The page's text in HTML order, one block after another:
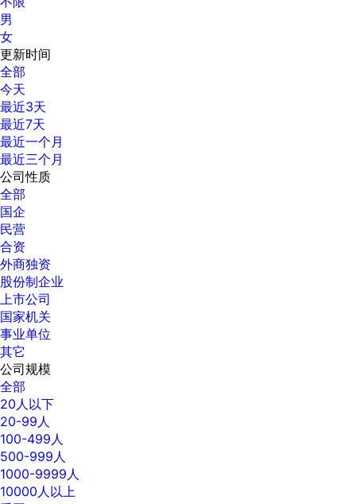
男
女
更新时间
全部
今天
最近3天
最近7天
最近一个月
最近三个月
公司性质
全部
国企
民营
合资
外商独资
股份制企业
上市公司
国家机关
事业单位
其它
公司规模
全部
20人以下
20-99人
100-499人
500-999人
1000-9999人
10000人以上